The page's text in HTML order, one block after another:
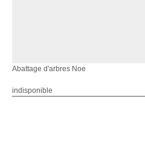
Abattage d'arbres Noe
indisponible